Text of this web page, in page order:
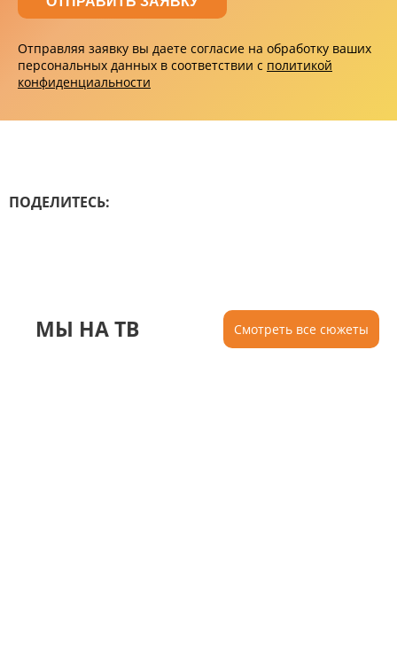
Отправляя заявку вы даете согласие на обработку ваших
персональных данных в соответствии с политикой
конфиденциальности
ПОДЕЛИТЕСЬ:
МЫ НА ТВ Смотреть все сюжеты